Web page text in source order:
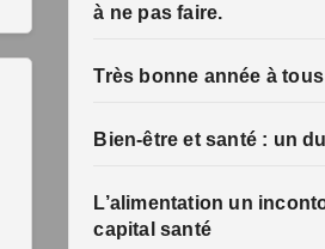
à ne pas faire.
Très bonne année à
Bien-être et santé : un
L’alimentation un
capital santé